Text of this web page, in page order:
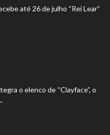
até 26 de julho “Rei Lear”
o elenco de “Clayface”, o